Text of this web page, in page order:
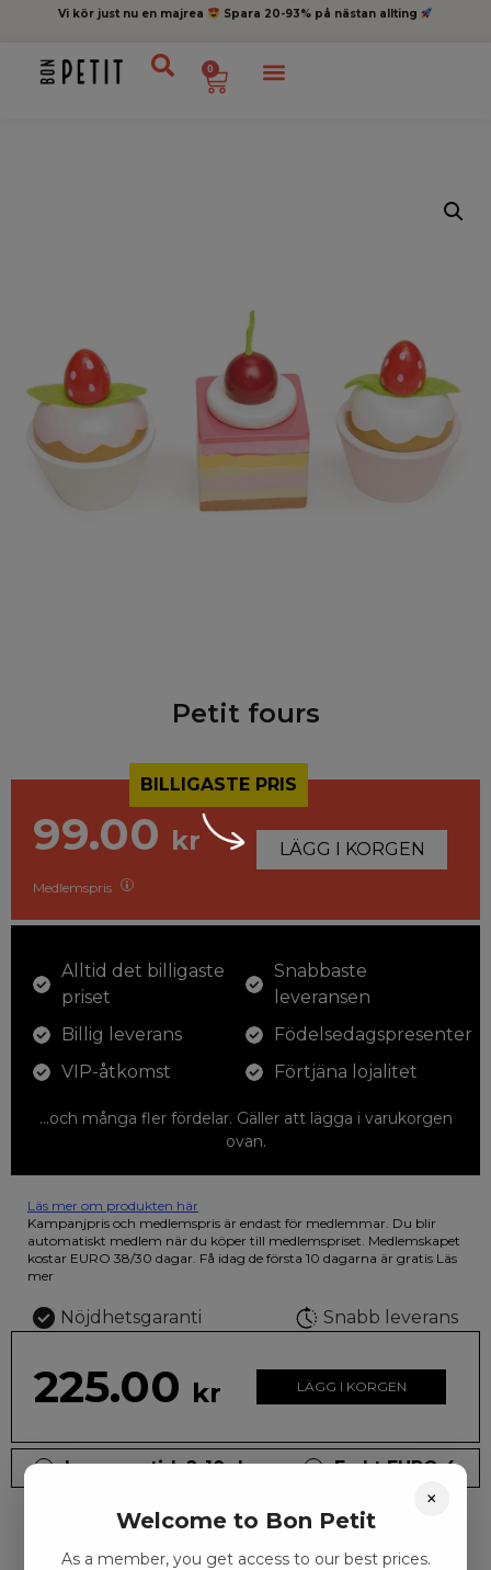
Vi kör just nu en majrea Spara 20-93% på nästan allting
0
Petit fours
BILLIGASTE PRIS
99.00 kr
Medlemspris
LÄGG I KORGEN
Alltid det billigaste
priset
Billig leverans
VIP-åtkomst
Snabbaste
leveransen
Födelsedagspresenter
Förtjäna lojalitet
...och många fler fördelar. Gäller att lägga i varukorgen
ovan.
Läs mer om produkten här
12 färgpennor som du kan färglägga dina teckningar med. På
illustrationen på den vackra askan finns fjärilar i vilda fluorescerande
färger.
Kampanjpris och medlemspris är endast för medlemmar. Du blir
automatiskt medlem när du köper till medlemspriset. Medlemskapet
kostar EURO 38/30 dagar. Få idag de första 10 dagarna är gratis Läs
mer
Nöjdhetsgaranti Snabb leverans
225.00 kr LÄGG I KORGEN
Leveranstid: 2-10 dagar Frakt EURO 4
×
Welcome to Bon Petit
As a member, you get access to our best prices.